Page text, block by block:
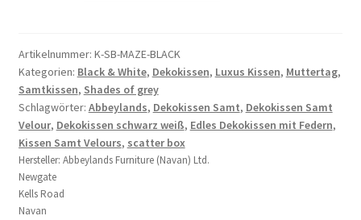
modernes
Muster
43
cm
Menge
Artikelnummer: K-SB-MAZE-BLACK
Kategorien: Black & White, Dekokissen, Luxus Kissen, Muttertag,
Samtkissen, Shades of grey
Schlagwörter: Abbeylands, Dekokissen Samt, Dekokissen Samt
Velour, Dekokissen schwarz weiß, Edles Dekokissen mit Federn,
Kissen Samt Velours, scatter box
Hersteller: Abbeylands Furniture (Navan) Ltd.
Newgate
Kells Road
Navan